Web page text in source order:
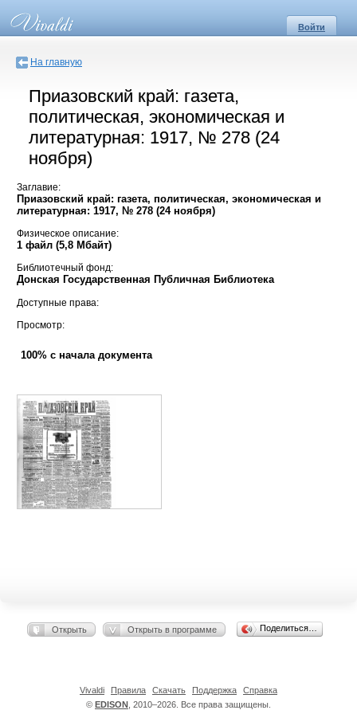
Войти
На главную
Приазовский край: газета,
политическая, экономическая и
литературная: 1917, № 278 (24
ноября)
Заглавие:
Приазовский край: газета, политическая, экономическая и
литературная: 1917, № 278 (24 ноября)
Физическое описание:
1 файл (5,8 Мбайт)
Библиотечный фонд:
Донская Государственная Публичная Библиотека
Доступные права:
Просмотр:
100% с начала документа
Открыть Открыть в программе Поделиться…
© EDISON , 2010–2026. Все права защищены.
Vivaldi Правила Скачать Поддержка Справка